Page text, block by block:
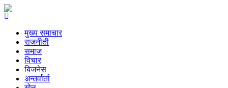
मुख्य समाचार
राजनीती
समाज
विचार
बिजनेस
अन्तर्वार्ता